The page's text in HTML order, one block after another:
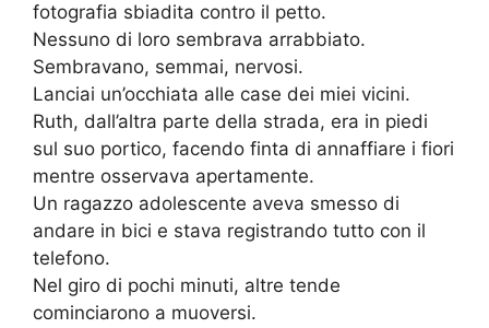
fotografia sbiadita contro il petto.
Nessuno di loro sembrava arrabbiato.
Sembravano, semmai, nervosi.
Lanciai un’occhiata alle case dei miei vicini.
Ruth, dall’altra parte della strada, era in piedi
sul suo portico, facendo finta di annaffiare i fiori
mentre osservava apertamente.
Un ragazzo adolescente aveva smesso di
andare in bici e stava registrando tutto con il
telefono.
Nel giro di pochi minuti, altre tende
cominciarono a muoversi.